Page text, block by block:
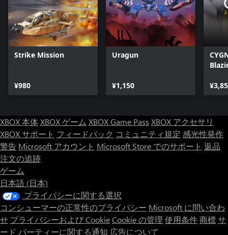
Strike Mission
¥980
Uragun
¥1,150
XBOX 本体XBOX ゲーム XBOX Game Pass XBOX アクセサリ
XBOX サポート フィードバック コミュニティ規定 感光性発作
警告 Microsoft アカウント Microsoft Store でのサポート 返品
注文の追跡
ゲーム
日本語 (日本)
プライバシーに関する選択
コンシューマーの正常性のプライバシー Microsoft に問い合わ
せ プライバシーおよび CookieCookie の管理 使用条件商標サ
ード パーティーに関する通知 広告について